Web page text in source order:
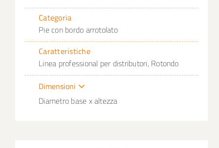
Categoria
Pie con bordo arrotolato
Caratteristiche
Linea professional per distributori, Rotondo
Dimensioni
Diametro base x altezza